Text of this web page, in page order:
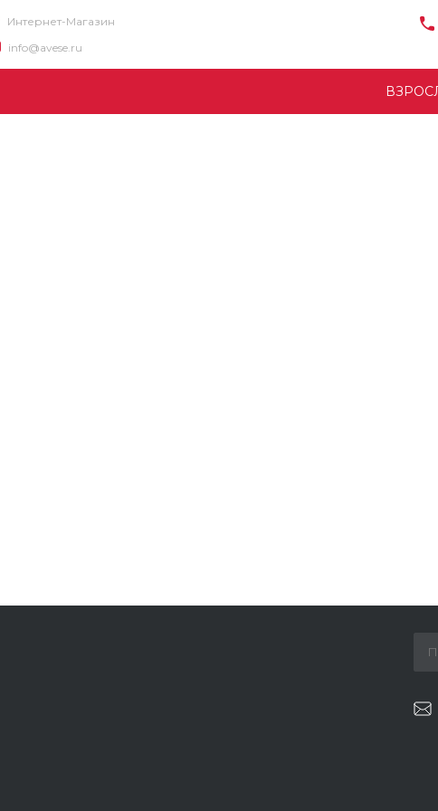
Интернет-Магазин
info@avese.ru
8